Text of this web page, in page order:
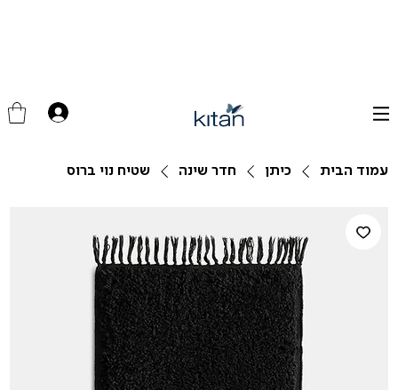
עמוד הבית כיתן חדר שינה שטיח נוי ברוס